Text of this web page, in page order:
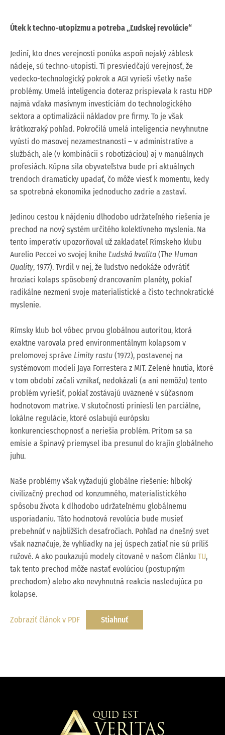
Útek k techno-utopizmu a potreba „Ľudskej revolúcie“
Jediní, kto dnes verejnosti ponúka aspoň nejaký záblesk
nádeje, sú techno-utopisti. Tí presviedčajú verejnosť, že
vedecko-technologický pokrok a AGI vyrieši všetky naše
problémy. Umelá inteligencia doteraz prispievala k rastu HDP
najmä vďaka masívnym investíciám do technologického
sektora a optimalizácii nákladov pre firmy. To je však
krátkozraký pohľad. Pokročilá umelá inteligencia nevyhnutne
vyústi do masovej nezamestnanosti – v administratíve a
službách, ale (v kombinácii s robotizáciou) aj v manuálnych
profesiách. Kúpna sila obyvateľstva bude pri aktuálnych
trendoch dramaticky upadať, čo môže viesť k momentu, kedy
sa spotrebná ekonomika jednoducho zadrie a zastaví.
Jedinou cestou k nájdeniu dlhodobo udržateľného riešenia je
prechod na nový systém určitého kolektívneho myslenia. Na
tento imperatív upozorňoval už zakladateľ Rímskeho klubu
Aurelio Peccei vo svojej knihe Ľudská kvalita (The Human
Quality, 1977). Tvrdil v nej, že ľudstvo nedokáže odvrátiť
hroziaci kolaps spôsobený drancovaním planéty, pokiaľ
radikálne nezmení svoje materialistické a čisto technokratické
myslenie.
Rímsky klub bol vôbec prvou globálnou autoritou, ktorá
exaktne varovala pred environmentálnym kolapsom v
prelomovej správe Limity rastu (1972), postavenej na
systémovom modeli Jaya Forrestera z MIT. Zelené hnutia, ktoré
v tom období začali vznikať, nedokázali (a ani nemôžu) tento
problém vyriešiť, pokiaľ zostávajú uväznené v súčasnom
hodnotovom matrixe. V skutočnosti priniesli len parciálne,
lokálne regulácie, ktoré oslabujú európsku
konkurencieschopnosť a neriešia problém. Pritom sa sa
emisie a špinavý priemysel iba presunul do krajín globálneho
juhu.
Naše problémy však vyžadujú globálne riešenie: hlboký
civilizačný prechod od konzumného, materialistického
spôsobu života k dlhodobo udržateľnému globálnemu
usporiadaniu. Táto hodnotová revolúcia bude musieť
prebehnúť v najbližších desaťročiach. Pohľad na dnešný svet
však naznačuje, že vyhliadky na jej úspech zatiaľ nie sú príliš
ružové. A ako poukazujú modely citované v našom článku TU,
tak tento prechod môže nastať evolúciou (postupným
prechodom) alebo ako nevyhnutná reakcia nasledujúca po
kolapse.
Zobraziť článok v PDF Stiahnuť